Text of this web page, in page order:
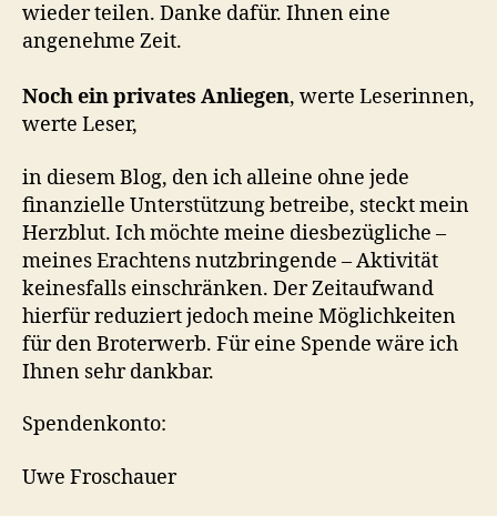
wieder teilen. Danke dafür. Ihnen eine
angenehme Zeit.
Noch ein privates Anliegen, werte Leserinnen,
werte Leser,
in diesem Blog, den ich alleine ohne jede
finanzielle Unterstützung betreibe, steckt mein
Herzblut. Ich möchte meine diesbezügliche –
meines Erachtens nutzbringende – Aktivität
keinesfalls einschränken. Der Zeitaufwand
hierfür reduziert jedoch meine Möglichkeiten
für den Broterwerb. Für eine Spende wäre ich
Ihnen sehr dankbar.
Spendenkonto:
Uwe Froschauer